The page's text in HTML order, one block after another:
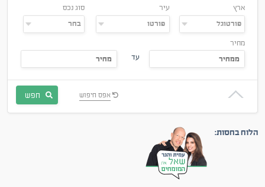
ארץ עיר סוג נכס
מחיר
עד
חפש אפס חיפוש
הלוח בחסות: